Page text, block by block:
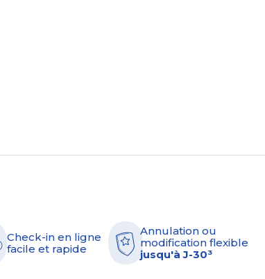
Check-in en ligne
facile et rapide
Annulation ou
modification flexible
jusqu'à J-30³